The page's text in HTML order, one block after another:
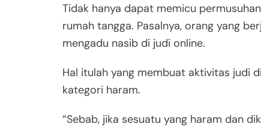
Tidak hanya dapat memicu
rumah tangga. Pasalnya, orang yang
mengadu nasib di judi online.
Hal itulah yang membuat aktivitas judi
kategori haram.
“Sebab, jika sesuatu yang haram dan